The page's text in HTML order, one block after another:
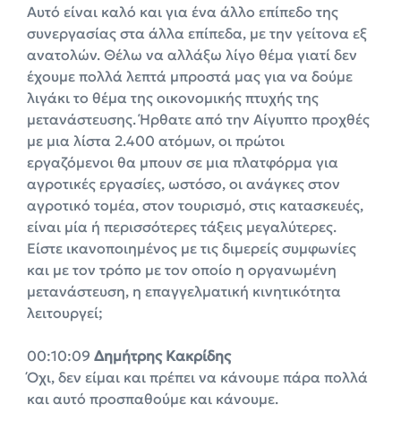
Αυτό είναι καλό και για ένα άλλο επίπεδο της
συνεργασίας στα άλλα επίπεδα, με την γείτονα εξ
ανατολών. Θέλω να αλλάξω λίγο θέμα γιατί δεν
έχουμε πολλά λεπτά μπροστά μας για να δούμε
λιγάκι το θέμα της οικονομικής πτυχής της
μετανάστευσης. Ήρθατε από την Αίγυπτο προχθές
με μια λίστα 2.400 ατόμων, οι πρώτοι
εργαζόμενοι θα μπουν σε μια πλατφόρμα για
αγροτικές εργασίες, ωστόσο, οι ανάγκες στον
αγροτικό τομέα, στον τουρισμό, στις κατασκευές,
είναι μία ή περισσότερες τάξεις μεγαλύτερες.
Είστε ικανοποιημένος με τις διμερείς συμφωνίες
και με τον τρόπο με τον οποίο η οργανωμένη
μετανάστευση, η επαγγελματική κινητικότητα
λειτουργεί;
00:10:09 Δημήτρης Κακρίδης
Όχι, δεν είμαι και πρέπει να κάνουμε πάρα πολλά
και αυτό προσπαθούμε και κάνουμε.